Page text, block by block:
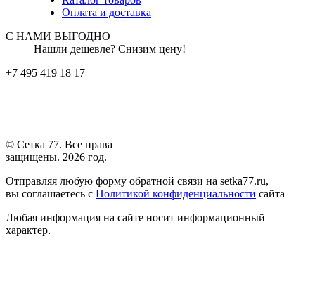
Оплата и доставка
С НАМИ ВЫГОДНО
Нашли дешевле? Снизим цену!
+7 495 419 18 17
© Сетка 77. Все права
защищены. 2026 год.
Отправляя любую форму обратной связи на setka77.ru,
вы соглашаетесь с Политикой конфиденциальности сайта
Любая информация на сайте носит информационный
характер.